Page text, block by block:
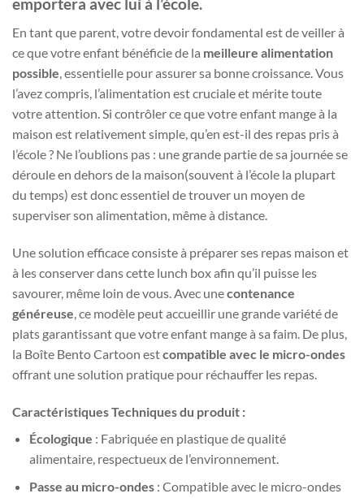
emportera avec lui à l’école.
En tant que parent, votre devoir fondamental est de veiller à
ce que votre enfant bénéficie de la meilleure alimentation
possible, essentielle pour assurer sa bonne croissance. Vous
l’avez compris, l’alimentation est cruciale et mérite toute
votre attention. Si contrôler ce que votre enfant mange à la
maison est relativement simple, qu’en est-il des repas pris à
l’école ? Ne l’oublions pas : une grande partie de sa journée se
déroule en dehors de la maison(souvent à l’école la plupart
du temps) est donc essentiel de trouver un moyen de
superviser son alimentation, même à distance.
Une solution efficace consiste à préparer ses repas maison et
à les conserver dans cette lunch box afin qu’il puisse les
savourer, même loin de vous. Avec unecontenance
généreuse , ce modèle peut accueillir une grande variété de
plats garantissant que votre enfant mange à sa faim. De plus,
la Boîte Bento Cartoon estcompatible avec le micro-ondes
offrant une solution pratique pour réchauffer les repas.
Caractéristiques Techniques du produit :
Écologique : Fabriquée en plastique de qualité
alimentaire, respectueux de l’environnement.
Passe au micro-ondes: Compatible avec le micro-ondes